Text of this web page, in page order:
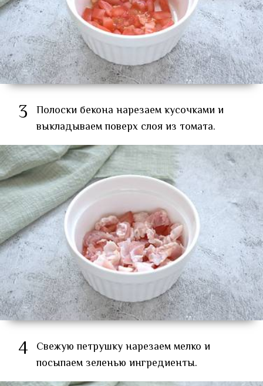
3 Полоски бекона нарезаем кусочками и
выкладываем поверх слоя из томата.
4 Свежую петрушку нарезаем мелко и
посыпаем зеленью ингредиенты.